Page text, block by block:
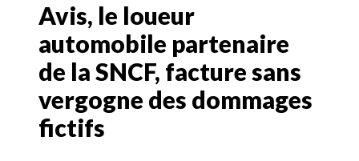
Avis, le loueur
automobile partenaire
de la SNCF, facture sans
vergogne des dommages
fictifs